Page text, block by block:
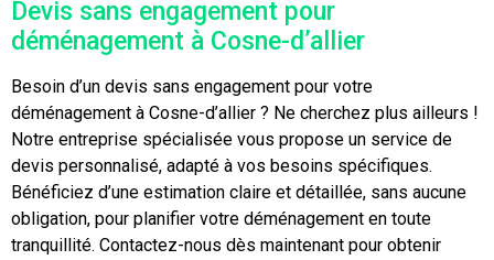
Devis sans engagement pour
déménagement à Cosne-d’allier
Besoin d’un devis sans engagement pour votre
déménagement à Cosne-d’allier ? Ne cherchez plus ailleurs !
Notre entreprise spécialisée vous propose un service de
devis personnalisé, adapté à vos besoins spécifiques.
Bénéficiez d’une estimation claire et détaillée, sans aucune
obligation, pour planifier votre déménagement en toute
tranquillité. Contactez-nous dès maintenant pour obtenir